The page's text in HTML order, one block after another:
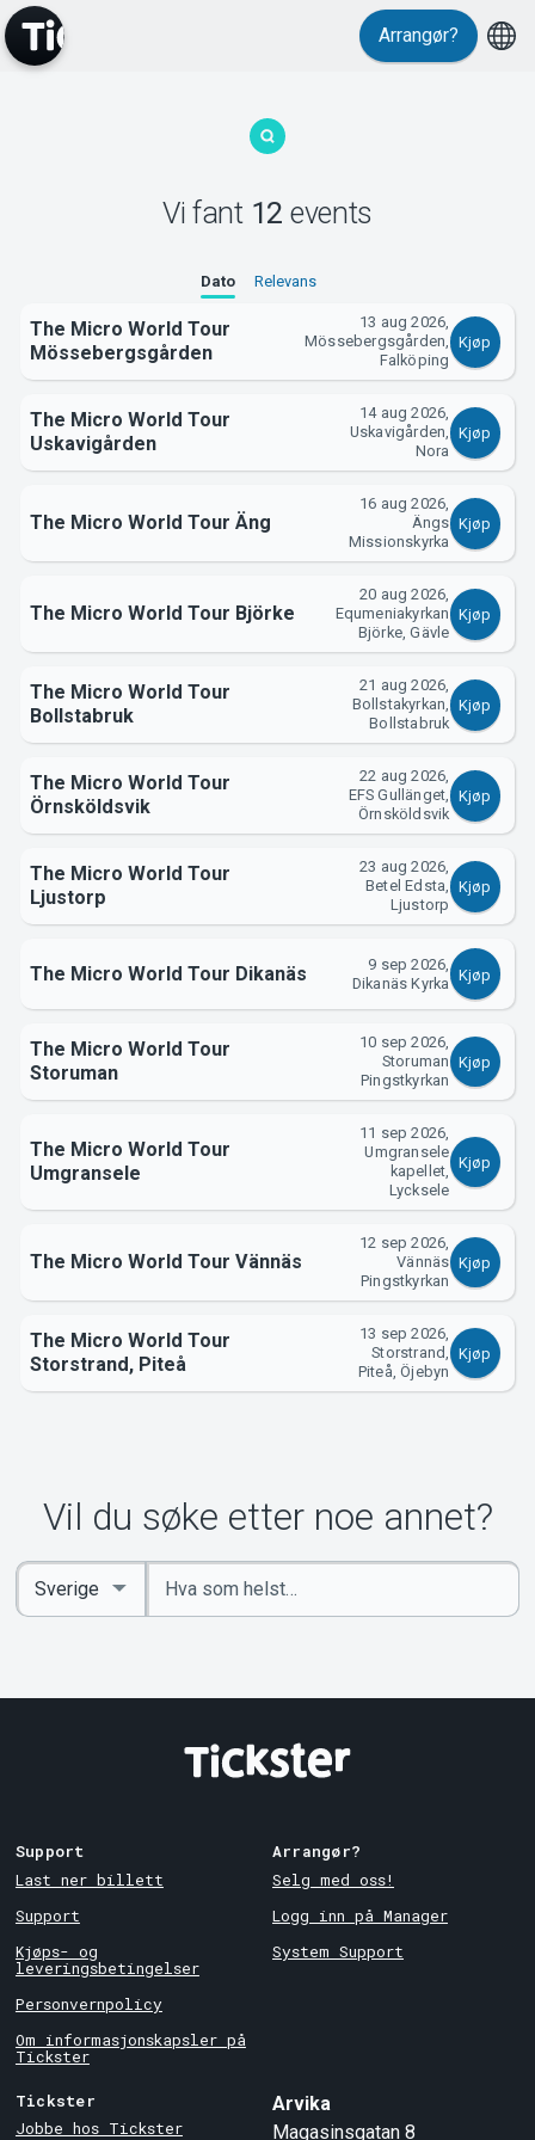
MyTickster
Support
Om Tickster
Arrangør?
Vi fant 12 events
Dato Relevans
The Micro World Tour
Mössebergsgården
13 aug 2026,
Mössebergsgården,
Falköping
Kjøp
The Micro World Tour
Uskavigården
14 aug 2026,
Uskavigården,
Nora
Kjøp
The Micro World Tour Äng
16 aug 2026,
Ängs
Missionskyrka
Kjøp
The Micro World Tour Björke
20 aug 2026,
Equmeniakyrkan
Björke, Gävle
Kjøp
The Micro World Tour
Bollstabruk
21 aug 2026,
Bollstakyrkan,
Bollstabruk
Kjøp
The Micro World Tour
Örnsköldsvik
22 aug 2026,
EFS Gullänget,
Örnsköldsvik
Kjøp
The Micro World Tour
Ljustorp
23 aug 2026,
Betel Edsta,
Ljustorp
Kjøp
The Micro World Tour Dikanäs
9 sep 2026,
Dikanäs Kyrka
Kjøp
The Micro World Tour
Storuman
10 sep 2026,
Storuman
Pingstkyrkan
Kjøp
The Micro World Tour
Umgransele
11 sep 2026,
Umgransele
kapellet,
Lycksele
Kjøp
The Micro World Tour Vännäs
12 sep 2026,
Vännäs
Pingstkyrkan
Kjøp
The Micro World Tour
Storstrand, Piteå
13 sep 2026,
Storstrand,
Piteå, Öjebyn
Kjøp
Vil du søke etter noe annet?
Angi
nøkkelord
Select
Country
Support
Last ner billett
Support
Kjøps- og
leveringsbetingelser
Personvernpolicy
Om informasjonskapsler på
Tickster
Arrangør?
Selg med oss!
Logg inn på Manager
System Support
Tickster
Jobbe hos Tickster
Arvika
Magasinsgatan 8